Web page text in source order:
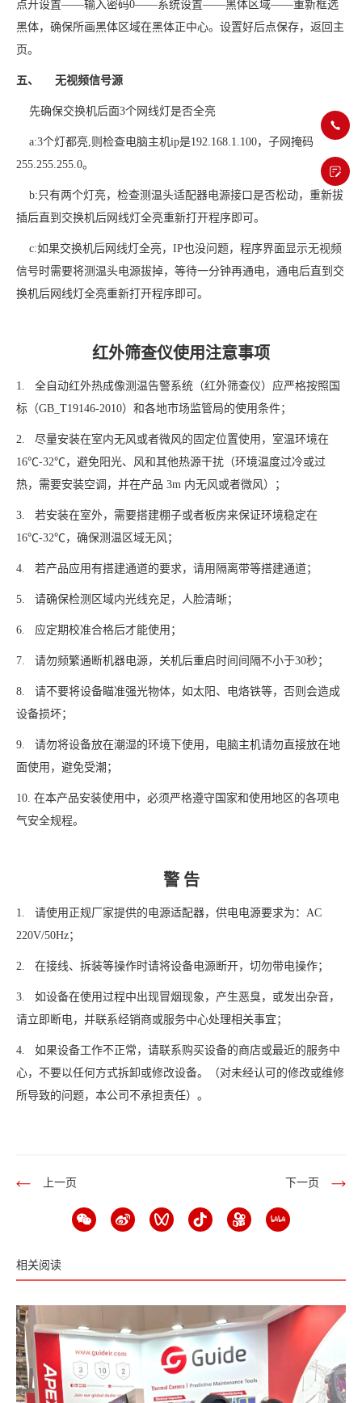
点开设置——输入密码0——系统设置——黑体区域——重新框选
黑体，确保所画黑体区域在黑体正中心。设置好后点保存，返回主
页。
五、 无视频信号源
先确保交换机后面3个网线灯是否全亮
a:3个灯都亮,则检查电脑主机ip是192.168.1.100，子网掩码
255.255.255.0。
b:只有两个灯亮，检查测温头适配器电源接口是否松动，重新拔
插后直到交换机后网线灯全亮重新打开程序即可。
c:如果交换机后网线灯全亮，IP也没问题，程序界面显示无视频
信号时需要将测温头电源拔掉，等待一分钟再通电，通电后直到交
换机后网线灯全亮重新打开程序即可。
红外筛查仪使用注意事项
1. 全自动红外热成像测温告警系统（红外筛查仪）应严格按照国
标（GB_T19146-2010）和各地市场监管局的使用条件；
2. 尽量安装在室内无风或者微风的固定位置使用，室温环境在
16℃-32℃，避免阳光、风和其他热源干扰（环境温度过冷或过
热，需要安装空调，并在产品 3m 内无风或者微风）；
3. 若安装在室外，需要搭建棚子或者板房来保证环境稳定在
16℃-32℃，确保测温区域无风；
4. 若产品应用有搭建通道的要求，请用隔离带等搭建通道；
5. 请确保检测区域内光线充足，人脸清晰；
6. 应定期校准合格后才能使用；
7. 请勿频繁通断机器电源，关机后重启时间间隔不小于30秒；
8. 请不要将设备瞄准强光物体，如太阳、电烙铁等，否则会造成
设备损坏；
9. 请勿将设备放在潮湿的环境下使用，电脑主机请勿直接放在地
面使用，避免受潮；
10. 在本产品安装使用中，必须严格遵守国家和使用地区的各项电
气安全规程。
警 告
1. 请使用正规厂家提供的电源适配器，供电电源要求为：AC
220V/50Hz；
2. 在接线、拆装等操作时请将设备电源断开，切勿带电操作；
3. 如设备在使用过程中出现冒烟现象，产生恶臭，或发出杂音，
请立即断电，并联系经销商或服务中心处理相关事宜；
4. 如果设备工作不正常，请联系购买设备的商店或最近的服务中
心，不要以任何方式拆卸或修改设备。（对未经认可的修改或维修
所导致的问题，本公司不承担责任）。
上一页 下一页
相关阅读